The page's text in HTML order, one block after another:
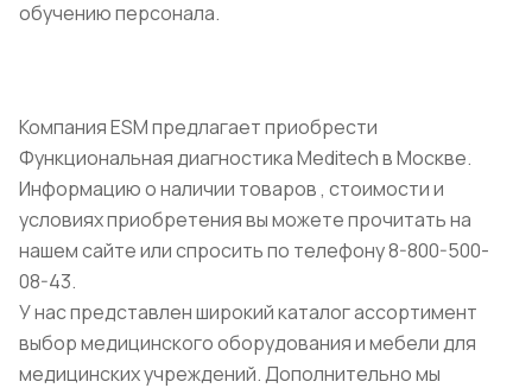
обучению персонала.
Компания ESM предлагает приобрести
Функциональная диагностика Meditech в Москве.
Информацию о наличии товаров , стоимости и
условиях приобретения вы можете прочитать на
нашем сайте или спросить по телефону 8-800-500-
08-43.
У нас представлен широкий каталог ассортимент
выбор медицинского оборудования и мебели для
медицинских учреждений. Дополнительно мы